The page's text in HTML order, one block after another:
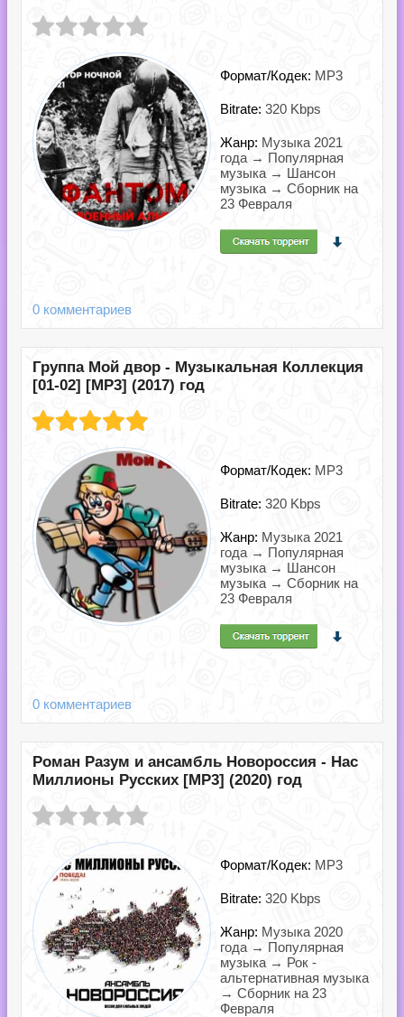
Формат/Кодек: MP3
Bitrate: 320 Kbps
Жанр: Музыка 2021
года → Популярная
музыка → Шансон
музыка → Сборник на
23 Февраля
0 комментариев
Группа Мой двор - Музыкальная Коллекция
[01-02] [MP3] (2017) год
Формат/Кодек: MP3
Bitrate: 320 Kbps
Жанр: Музыка 2021
года → Популярная
музыка → Шансон
музыка → Сборник на
23 Февраля
0 комментариев
Роман Разум и ансамбль Новороссия - Нас
Миллионы Русских [MP3] (2020) год
Формат/Кодек: MP3
Bitrate: 320 Kbps
Жанр: Музыка 2020
года → Популярная
музыка → Рок -
альтернативная музыка
→ Сборник на 23
Февраля